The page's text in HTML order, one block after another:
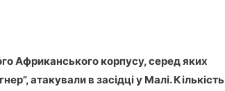
Африканського корпусу, серед яких
атакували в засідці у Малі. Кількість